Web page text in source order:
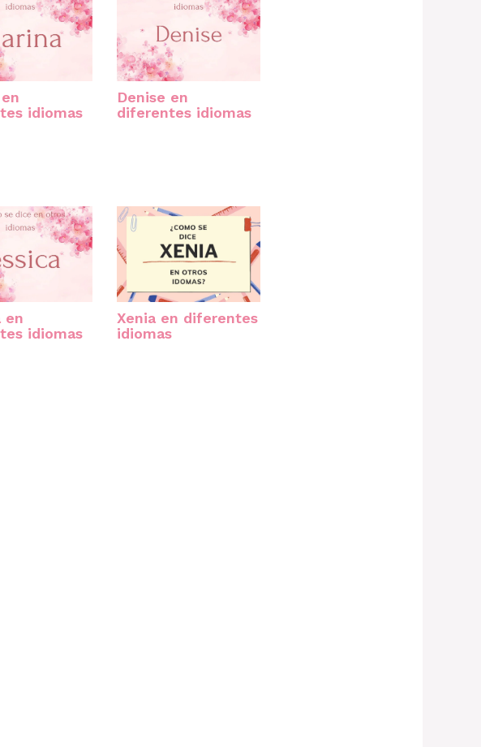
idiomas
Denise en
diferentes idiomas
en
idiomas
Xenia en diferentes
idiomas